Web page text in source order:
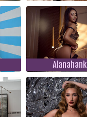
Alanahank